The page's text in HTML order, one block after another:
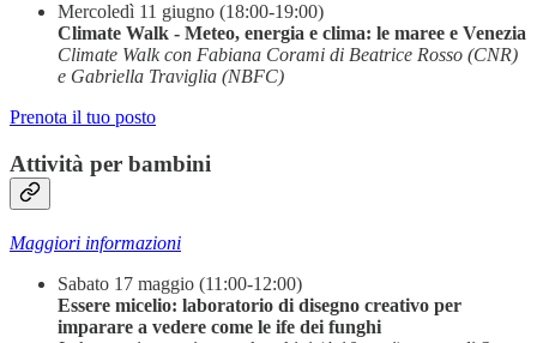
Mercoledì 11 giugno (18:00-19:00)
Climate Walk - Meteo, energia e clima: le maree e Venezia
Climate Walk con Fabiana Corami di Beatrice Rosso (CNR)
e Gabriella Traviglia (NBFC)
Prenota il tuo posto
Attività per bambini
Maggiori informazioni
Sabato 17 maggio (11:00-12:00)
Essere micelio: laboratorio di disegno creativo per
imparare a vedere come le ife dei funghi